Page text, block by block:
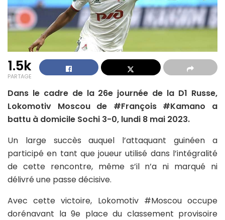
1.5k
PARTAGE
Dans le cadre de la 26e journée de la D1 Russe,
Lokomotiv Moscou de #François #Kamano a
battu à domicile Sochi 3-0, lundi 8 mai 2023.
Un large succès auquel l’attaquant guinéen a
participé en tant que joueur utilisé dans l’intégralité
de cette rencontre, même s’il n’a ni marqué ni
délivré une passe décisive.
Avec cette victoire, Lokomotiv #Moscou occupe
dorénavant la 9e place du classement provisoire